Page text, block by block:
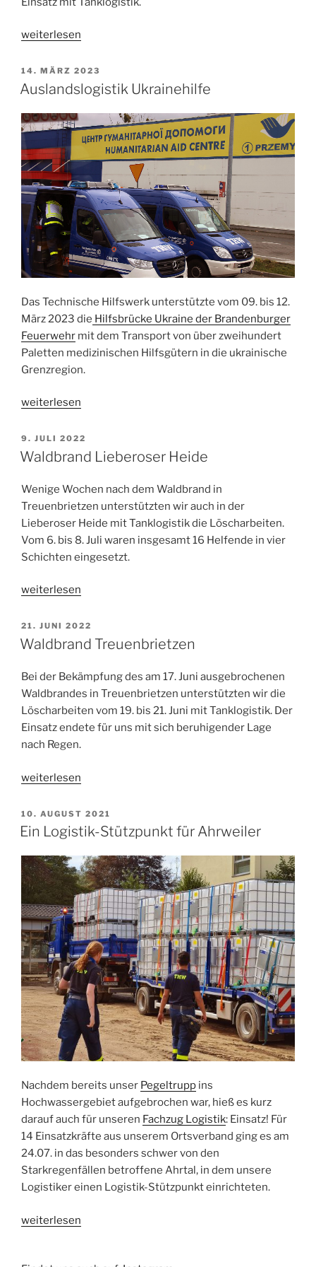
„Stromausfall
Neukölln“
weiterlesen
VERÖFFENTLICHT
AM
14. MÄRZ 2023
Auslandslogistik Ukrainehilfe
Das Technische Hilfswerk unterstützte vom 09. bis 12.
März 2023 die Hilfsbrücke Ukraine der Brandenburger
Feuerwehr mit dem Transport von über zweihundert
Paletten medizinischen Hilfsgütern in die ukrainische
Grenzregion.
„Auslandslogistik
weiterlesen
VERÖFFENTLICHT
AM
9. JULI 2022
Waldbrand Lieberoser Heide
Wenige Wochen nach dem Waldbrand in
Treuenbrietzen unterstützten wir auch in der
Lieberoser Heide mit Tanklogistik die Löscharbeiten.
Vom 6. bis 8. Juli waren insgesamt 16 Helfende in vier
Schichten eingesetzt.
„Waldbrand
Heide“
weiterlesen
VERÖFFENTLICHT
AM
21. JUNI 2022
Waldbrand Treuenbrietzen
Bei der Bekämpfung des am 17. Juni ausgebrochenen
Waldbrandes in Treuenbrietzen unterstützten wir die
Löscharbeiten vom 19. bis 21. Juni mit Tanklogistik. Der
Einsatz endete für uns mit sich beruhigender Lage
nach Regen.
„Waldbrand
weiterlesen
VERÖFFENTLICHT
AM
10. AUGUST 2021
Ein Logistik-Stützpunkt für Ahrweiler
Nachdem bereits unser Pegeltrupp ins
Hochwassergebiet aufgebrochen war, hieß es kurz
darauf auch für unseren Fachzug Logistik: Einsatz! Für
14 Einsatzkräfte aus unserem Ortsverband ging es am
24.07. in das besonders schwer von den
Starkregenfällen betroffene Ahrtal, in dem unsere
Logistiker einen Logistik-Stützpunkt einrichteten.
„Ein
weiterlesen